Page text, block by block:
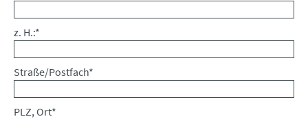
Pflichtfeld
z. H.:*
Pflichtfeld
Straße/Postfach*
Pflichtfeld
PLZ, Ort*